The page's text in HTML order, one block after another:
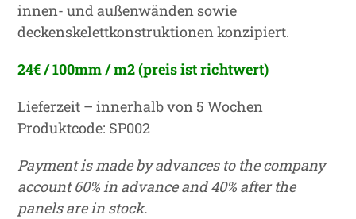
innen- und außenwänden sowie
deckenskelettkonstruktionen konzipiert.
24€ / 100mm / m2 (preis ist richtwert)
Lieferzeit – innerhalb von 5 Wochen
Produktcode: SP002
Payment is made by advances to the company
account 60% in advance and 40% after the
panels are in stock.